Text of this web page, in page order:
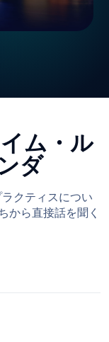
イム・ル
ダ
クティスについ
から直接話を聞く